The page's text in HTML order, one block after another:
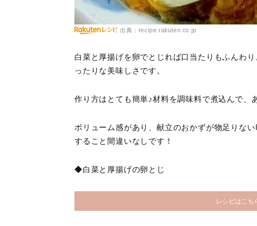
出典：recipe.rakuten.co.jp
白菜と厚揚げを卵でとじれば口当たりもふんわ
ったりな美味しさです。
作り方はとても簡単♪材料を調味料で煮込んで、
ボリューム感があり、献立のおかずが物足りな
すること間違いなしです！
◆白菜と厚揚げの卵とじ
レシピはこち